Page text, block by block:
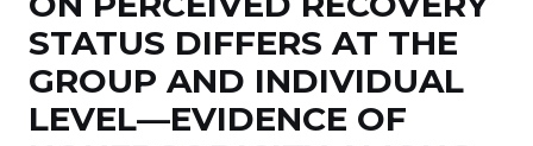
STATUS DIFFERS AT THE
GROUP AND INDIVIDUAL
LEVEL—EVIDENCE OF